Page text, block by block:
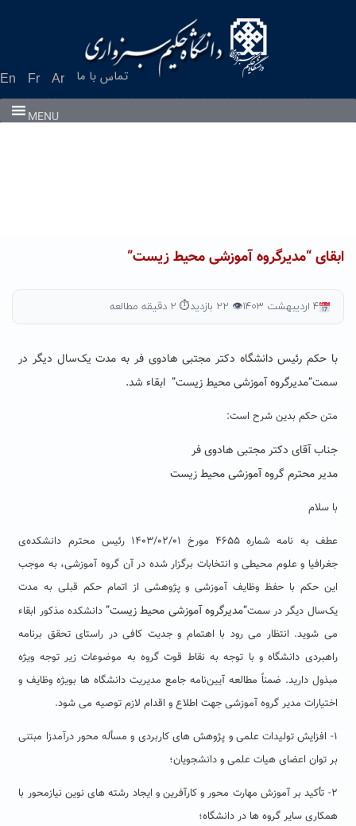
En Fr Ar تماس با ما
MENU
ابقای “مدیرگروه آموزشی محیط زیست”
۴ اردیبهشت ۱۴۰۳ 👁 ۲۲ بازدید ⏱ ۲ دقیقه مطالعه
با حکم رئیس دانشگاه دکتر مجتبی هادوی فر به مدت یک‌سال دیگر در
سمت”مدیرگروه آموزشی محیط زیست” ابقاء شد.
متن حکم بدین شرح است:
جناب آقای دکتر مجتبی هادوی فر
مدیر محترم گروه آموزشی محیط زیست
با سلام
عطف به نامه شماره ۴۶۵۵ مورخ ۱۴۰۳/۰۲/۰۱ رئیس محترم دانشکده‌ی
جغرافیا و علوم محیطی و انتخابات برگزار شده در آن گروه آموزشی، به موجب
این حکم با حفظ وظایف آموزشی و پژوهشی از اتمام حکم قبلی به مدت
یک‌سال دیگر در سمت“مدیرگروه آموزشی محیط زیست” دانشکده مذکور ابقاء
می شوید. انتظار می رود با اهتمام و جدیت کافی در راستای تحقق برنامه
راهبردی دانشگاه و با توجه به نقاط قوت گروه به موضوعات زیر توجه ویژه
مبذول دارید. ضمناً مطالعه آیین‌نامه جامع مدیریت دانشگاه ها بویژه وظایف و
اختیارات مدیر گروه آموزشی جهت اطلاع و اقدام لازم توصیه می شود.
۱- افزایش تولیدات علمی و پژوهش های کاربردی و مسأله محور درآمدزا مبتنی
بر توان اعضای هیات علمی و دانشجویان؛
۲- تأکید بر آموزش مهارت محور و کارآفرین و ایجاد رشته های نوین نیازمحور با
همکاری سایر گروه ها در دانشگاه؛